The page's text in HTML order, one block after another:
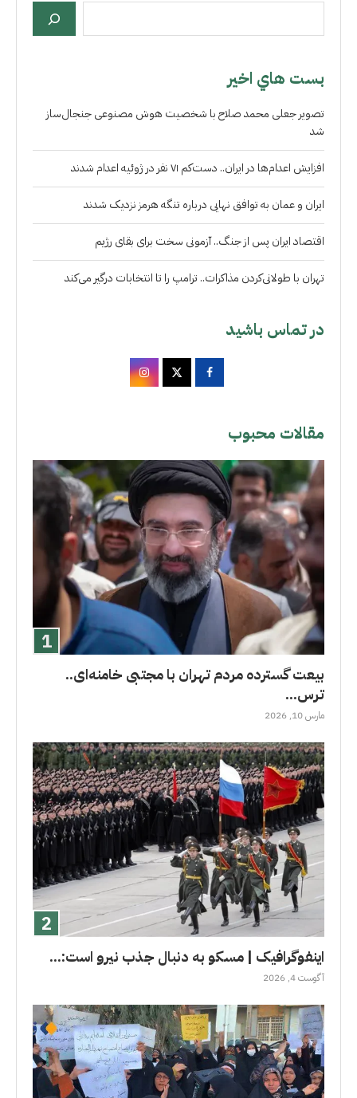
بست هاي اخير
تصویر جعلی محمد صلاح با شخصیت هوش مصنوعی جنجال‌ساز
شد
افزایش اعدام‌ها در ایران.. دست‌کم ۷۱ نفر در ژوئیه اعدام شدند
ایران و عمان به توافق نهایی درباره تنگه هرمز نزدیک شدند
اقتصاد ایران پس از جنگ.. آزمونی سخت برای بقای رژیم
تهران با طولانی‌کردن مذاکرات.. ترامپ را تا انتخابات درگیر می‌کند
در تماس باشید
مقالات محبوب
بیعت گسترده مردم تهران با مجتبی خامنه‌ای..
ترس...
مارس 10, 2026
اینفوگرافیک | مسکو به دنبال جذب نیرو است:...
آگوست 4, 2026